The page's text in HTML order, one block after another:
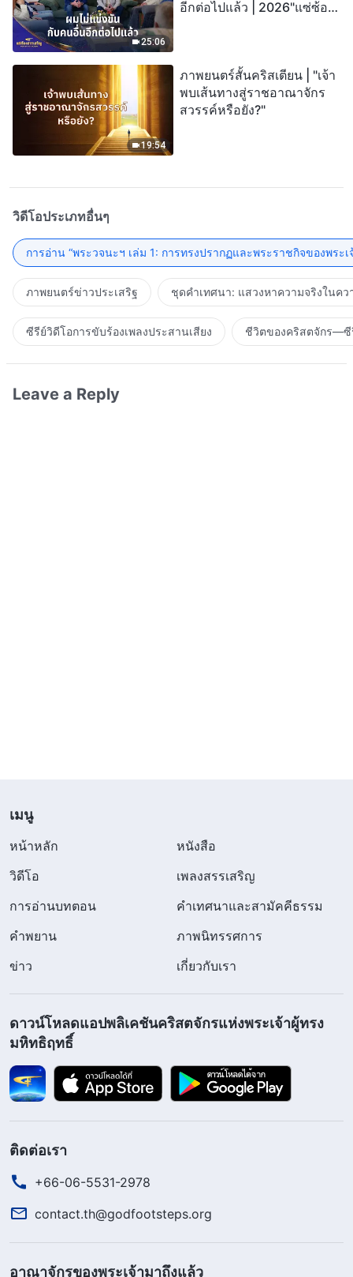
25:06
อีกต่อไปแล้ว | 2026"แซ่ซ้อง
19:54
ภาพยนตร์สั้นคริสเตียน | "เจ้า
พบเส้นทางสู่ราชอาณาจักร
สวรรค์หรือยัง?"
วิดีโอประเภทอื่นๆ
การอ่าน “พระวจนะฯ เล่ม 1: การทรงปรากฏและพระราชกิจของพระเ
ภาพยนตร์ข่าวประเสริฐ ชุดคำเทศนา: แสวงหาความจริงในคว
ซีรีย์วิดีโอการขับร้องเพลงประสานเสียง ชีวิตของคริสตจักร—ซี
Leave a Reply
เมนู
หน้าหลัก
หนังสือ
วิดีโอ
เพลงสรรเสริญ
การอ่านบทตอน
คำเทศนาและสามัคคีธรรม
คำพยาน
ภาพนิทรรศการ
ข่าว
เกี่ยวกับเรา
ดาวน์โหลดแอปพลิเคชันคริสตจักรแห่งพระเจ้าผู้ทรง
มหิทธิฤทธิ์
ติดต่อเรา
+66-06-5531-2978
contact.th@godfootsteps.org
อาณาจักรของพระเจ้ามาถึงแล้ว